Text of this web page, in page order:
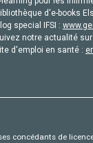
d'e-books
special IFSI :
notre actualité
d'emploi en santé :
concédants de